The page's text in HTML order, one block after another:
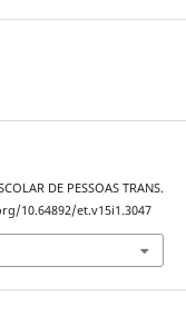
DE PESSOAS TRANS.
10.64892/et.v15i1.3047